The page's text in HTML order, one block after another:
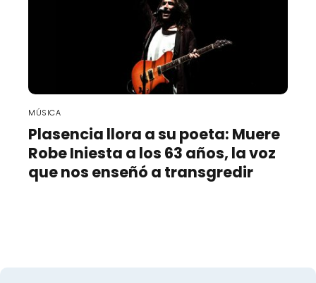
MÚSICA
Plasencia llora a su poeta: Muere
Robe Iniesta a los 63 años, la voz
que nos enseñó a transgredir